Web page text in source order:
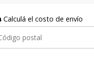
Calculá el costo de envío